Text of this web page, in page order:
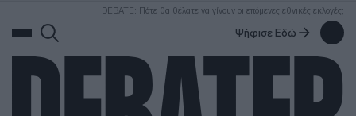
DEBATE: Πότε θα θέλατε να γίνουν οι επόμενες εθνικές εκλογές;
Ψήφισε Εδώ